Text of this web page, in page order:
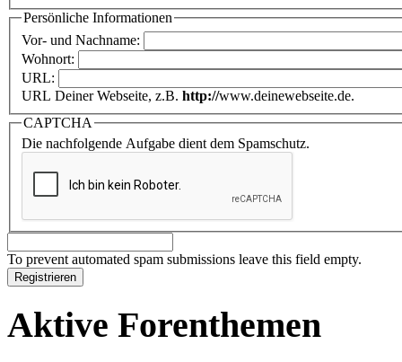
Persönliche Informationen
Vor- und Nachname:
Wohnort:
URL:
URL Deiner Webseite, z.B. http://www.deinewebseite.de.
CAPTCHA
Die nachfolgende Aufgabe dient dem Spamschutz.
To prevent automated spam submissions leave this field empty.
Aktive Forenthemen